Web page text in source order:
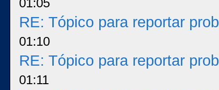
01:05
RE: Tópico para reportar
01:10
RE: Tópico para reportar
01:11